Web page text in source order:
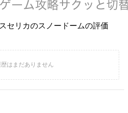
セリカのスノードームの評価